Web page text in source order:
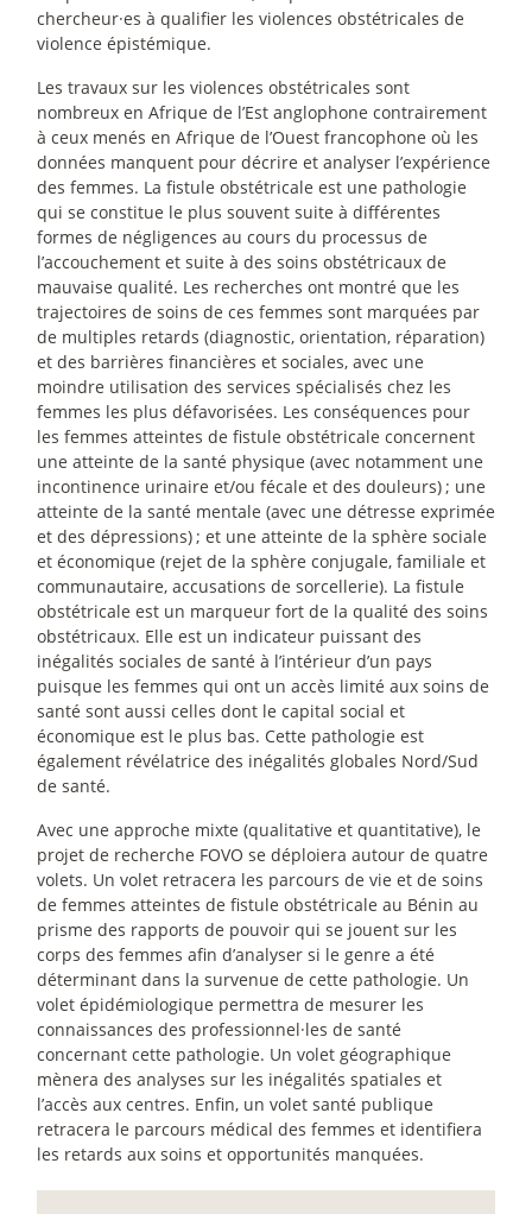
chercheur·es à qualifier les violences obstétricales de
violence épistémique.
Les travaux sur les violences obstétricales sont
nombreux en Afrique de l’Est anglophone contrairement
à ceux menés en Afrique de l’Ouest francophone où les
données manquent pour décrire et analyser l’expérience
des femmes. La fistule obstétricale est une pathologie
qui se constitue le plus souvent suite à différentes
formes de négligences au cours du processus de
l’accouchement et suite à des soins obstétricaux de
mauvaise qualité. Les recherches ont montré que les
trajectoires de soins de ces femmes sont marquées par
de multiples retards (diagnostic, orientation, réparation)
et des barrières financières et sociales, avec une
moindre utilisation des services spécialisés chez les
femmes les plus défavorisées. Les conséquences pour
les femmes atteintes de fistule obstétricale concernent
une atteinte de la santé physique (avec notamment une
incontinence urinaire et/ou fécale et des douleurs); une
atteinte de la santé mentale (avec une détresse exprimée
et des dépressions); et une atteinte de la sphère sociale
et économique (rejet de la sphère conjugale, familiale et
communautaire, accusations de sorcellerie). La fistule
obstétricale est un marqueur fort de la qualité des soins
obstétricaux. Elle est un indicateur puissant des
inégalités sociales de santé à l’intérieur d’un pays
puisque les femmes qui ont un accès limité aux soins de
santé sont aussi celles dont le capital social et
économique est le plus bas. Cette pathologie est
également révélatrice des inégalités globales Nord/Sud
de santé.
Avec une approche mixte (qualitative et quantitative), le
projet de recherche FOVO se déploiera autour de quatre
volets. Un volet retracera les parcours de vie et de soins
de femmes atteintes de fistule obstétricale au Bénin au
prisme des rapports de pouvoir qui se jouent sur les
corps des femmes afin d’analyser si le genre a été
déterminant dans la survenue de cette pathologie. Un
volet épidémiologique permettra de mesurer les
connaissances des professionnel·les de santé
concernant cette pathologie. Un volet géographique
mènera des analyses sur les inégalités spatiales et
l’accès aux centres. Enfin, un volet santé publique
retracera le parcours médical des femmes et identifiera
les retards aux soins et opportunités manquées.